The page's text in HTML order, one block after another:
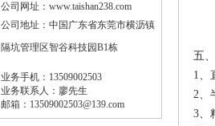
公司网址：www.taishan238.com
公司地址： 中国广东省东莞市横沥镇
隔坑管理区智谷科技园B1栋
业务手机：13509002503
业务联系人：廖先生
邮箱：13509002503@139.com
五
1、
2、
3、